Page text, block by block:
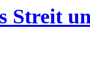
Streit